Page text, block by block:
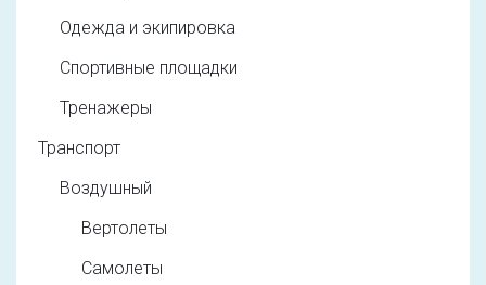
Одежда и экипировка
Спортивные площадки
Тренажеры
Транспорт
Воздушный
Вертолеты
Самолеты